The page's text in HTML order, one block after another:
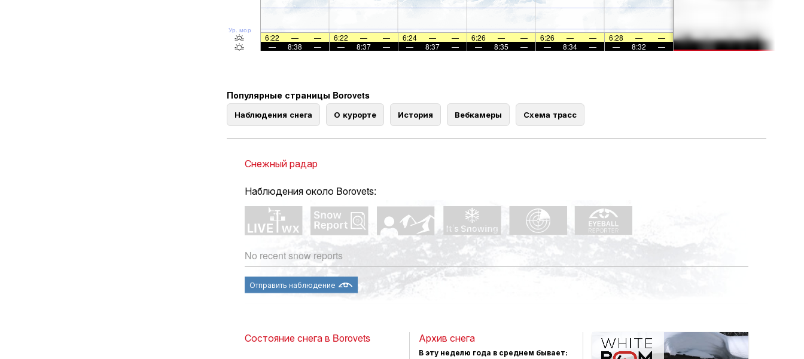
Ур. моря
6:22 — — 6:22 — — 6:24 — — 6:26 — — 6:26 — — 6:28 —
—
—
8:38 — — 8:37 — — 8:37 — — 8:35 — — 8:34 — — 8:32 —
Популярные страницы Borovets
Наблюдения снега О курорте История Вебкамеры Схема трасс
Снежный радар
Наблюдения около Borovets:
No recent snow reports
Отправить наблюдение
Состояние снега в Borovets Архив снега
В эту неделю года в среднем бывает: